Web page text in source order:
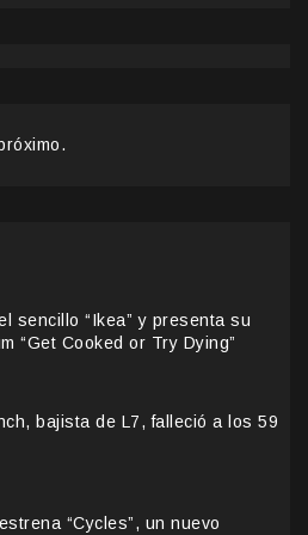
sencillo “Ikea” y presenta su
“Get Cooked or Try Dying”
bajista de L7, falleció a los 59
“Cycles”, un nuevo